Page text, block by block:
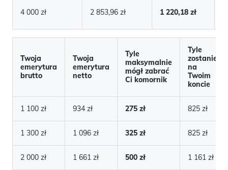
4 000 zł 2 853,96 zł 1 220,18 zł
Twoja
emerytura
brutto
Twoja
emerytura
netto
Tyle
maksymalnie
mógł zabrać
Ci komornik
Tyle
zostanie
na
Twoim
koncie
1 100 zł 934 zł 275 zł 825 zł
1 300 zł 1 096 zł 325 zł 825 zł
2 000 zł 1 661 zł 500 zł 1 161 zł